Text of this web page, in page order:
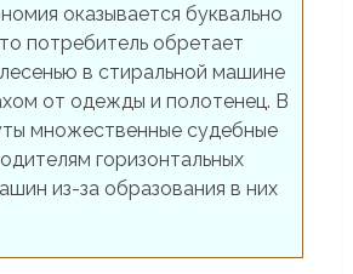
оказывается буквально
потребитель обретает
в стиральной машине
от одежды и полотенец. В
множественные судебные
горизонтальных
из-за образования в них